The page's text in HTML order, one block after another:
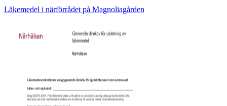
Läkemedel i närförrådet på Magnoliagården